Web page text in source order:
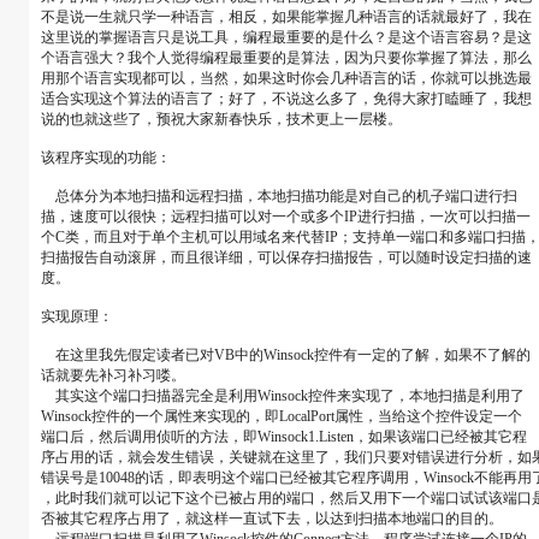
不是说一生就只学一种语言，相反，如果能掌握几种语言的话就最好了，我在
这里说的掌握语言只是说工具，编程最重要的是什么？是这个语言容易？是这
个语言强大？我个人觉得编程最重要的是算法，因为只要你掌握了算法，那么
用那个语言实现都可以，当然，如果这时你会几种语言的话，你就可以挑选最
适合实现这个算法的语言了；好了，不说这么多了，免得大家打瞌睡了，我想
说的也就这些了，预祝大家新春快乐，技术更上一层楼。
该程序实现的功能：
总体分为本地扫描和远程扫描，本地扫描功能是对自己的机子端口进行扫
描，速度可以很快；远程扫描可以对一个或多个IP进行扫描，一次可以扫描一
个C类，而且对于单个主机可以用域名来代替IP；支持单一端口和多端口扫描，
扫描报告自动滚屏，而且很详细，可以保存扫描报告，可以随时设定扫描的速
度。
实现原理：
在这里我先假定读者已对VB中的Winsock控件有一定的了解，如果不了解的
话就要先补习补习喽。
其实这个端口扫描器完全是利用Winsock控件来实现了，本地扫描是利用了
Winsock控件的一个属性来实现的，即LocalPort属性，当给这个控件设定一个
端口后，然后调用侦听的方法，即Winsock1.Listen，如果该端口已经被其它程
序占用的话，就会发生错误，关键就在这里了，我们只要对错误进行分析，如
错误号是10048的话，即表明这个端口已经被其它程序调用，Winsock不能再用
，此时我们就可以记下这个已被占用的端口，然后又用下一个端口试试该端口
否被其它程序占用了，就这样一直试下去，以达到扫描本地端口的目的。